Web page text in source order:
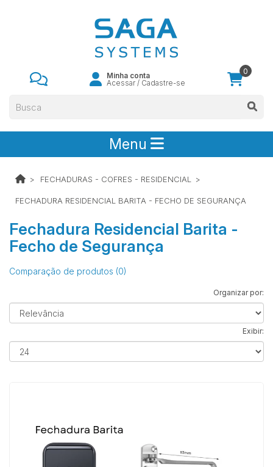
Minha conta
Acessar/ Cadastre-se
0
Menu
FECHADURAS - COFRES - RESIDENCIAL
FECHADURA RESIDENCIAL BARITA - FECHO DE SEGURANÇA
Fechadura Residencial Barita -
Fecho de Segurança
Comparação de produtos (0)
Organizar por:
Exibir: